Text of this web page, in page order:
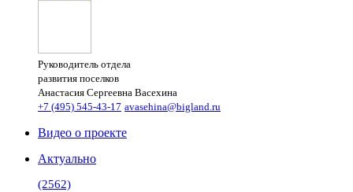
Руководитель отдела
развития поселков
Анастасия Сергеевна Васехина
+7 (495) 545-43-17 avasehina@bigland.ru
Видео о проекте
Актуально
(2562)